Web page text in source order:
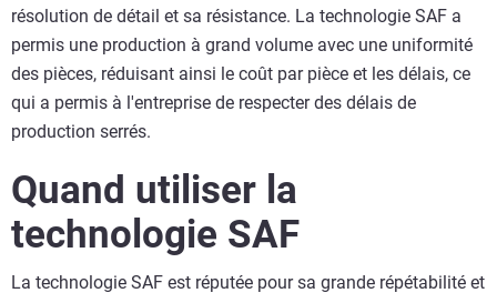
résolution de détail et sa résistance. La technologie SAF a
permis une production à grand volume avec une uniformité
des pièces, réduisant ainsi le coût par pièce et les délais, ce
qui a permis à l'entreprise de respecter des délais de
production serrés.
Quand utiliser la
technologie SAF
La technologie SAF est réputée pour sa grande répétabilité et